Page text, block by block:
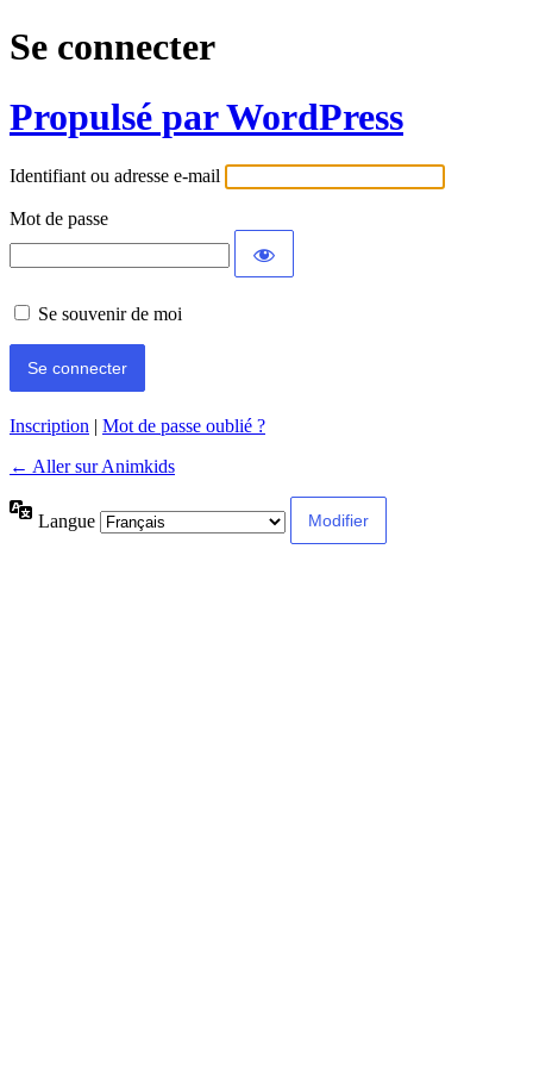
Se connecter
Propulsé par WordPress
Identifiant ou adresse e-mail
Mot de passe
Se souvenir de moi
Inscription | Mot de passe oublié ?
← Aller sur Animkids
Langue